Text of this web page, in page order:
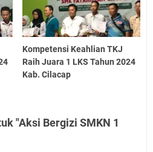
Kompetensi Keahlian TKJ
Raih Juara 1 LKS Tahun 2024
Kab. Cilacap
"Aksi Bergizi SMKN 1